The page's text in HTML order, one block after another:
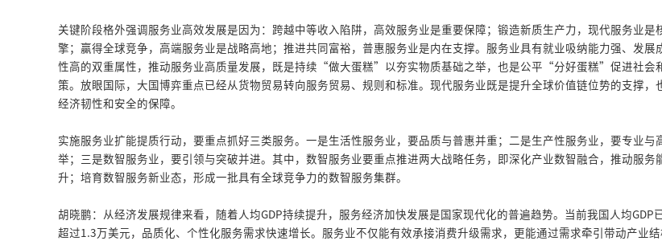
关键阶段格外强调服务业高效发展是因为：跨越中等收入陷阱，高效服务业是重要保障；锻造新质生产力，现代服务业是
擎；赢得全球竞争，高端服务业是战略高地；推进共同富裕，普惠服务业是内在支撑。服务业具有就业吸纳能力强、发展
性高的双重属性，推动服务业高质量发展，既是持续“做大蛋糕”以夯实物质基础之举，也是公平“分好蛋糕”促进社会
策。放眼国际，大国博弈重点已经从货物贸易转向服务贸易、规则和标准。现代服务业既是提升全球价值链位势的支撑，
经济韧性和安全的保障。
实施服务业扩能提质行动，要重点抓好三类服务。一是生活性服务业，要品质与普惠并重；二是生产性服务业，要专业与
举；三是数智服务业，要引领与突破并进。其中，数智服务业要重点推进两大战略任务，即深化产业数智融合，推动服务
升；培育数智服务新业态，形成一批具有全球竞争力的数智服务集群。
胡晓鹏：从经济发展规律来看，随着人均GDP持续提升，服务经济加快发展是国家现代化的普遍趋势。当前我国人均GDP
超过1.3万美元，品质化、个性化服务需求快速增长。服务业不仅能有效承接消费升级需求，更能通过需求牵引带动产业